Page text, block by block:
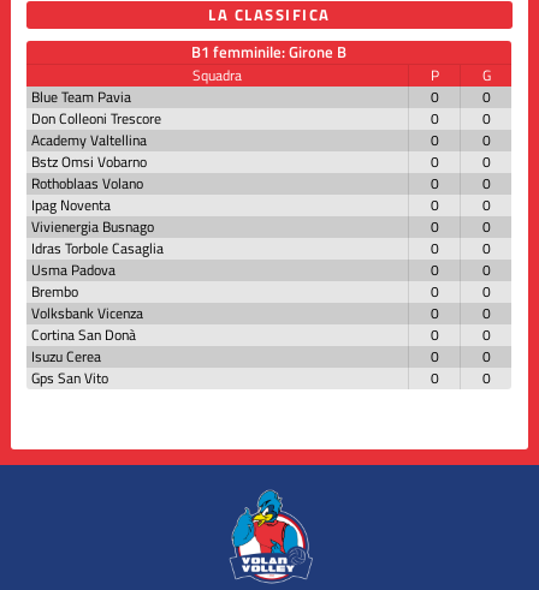
LA CLASSIFICA
B1 femminile: Girone B
Squadra P
G
Blue Team Pavia
0
0
Don Colleoni Trescore
0
0
Academy Valtellina
0
0
Bstz Omsi Vobarno
0
0
Rothoblaas Volano
0
0
Ipag Noventa
0
0
Vivienergia Busnago
0
0
Idras Torbole Casaglia
0
0
Usma Padova
0
0
Brembo
0
0
Volksbank Vicenza
0
0
Cortina San Donà
0
0
Isuzu Cerea
0
0
Gps San Vito
0 0